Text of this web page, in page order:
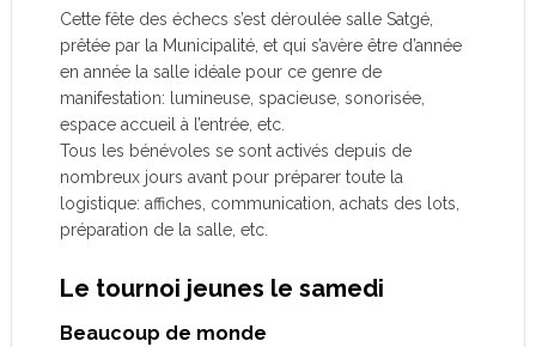
Cette fête des échecs s’est déroulée salle Satgé,
prêtée par la Municipalité, et qui s’avère être d’année
en année la salle idéale pour ce genre de
manifestation: lumineuse, spacieuse, sonorisée,
espace accueil à l’entrée, etc.
Tous les bénévoles se sont activés depuis de
nombreux jours avant pour préparer toute la
logistique: affiches, communication, achats des lots,
préparation de la salle, etc.
Le tournoi jeunes le samedi
Beaucoup de monde